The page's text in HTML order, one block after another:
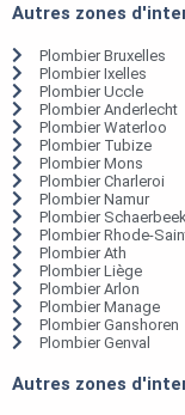
Autres zones
Plombier Bruxelles
Plombier Ixelles
Plombier Uccle
Plombier Anderlecht
Plombier Waterloo
Plombier Tubize
Plombier Mons
Plombier Charleroi
Plombier Namur
Plombier Schaerbeek
Plombier Rhode-
Plombier Ath
Plombier Liège
Plombier Arlon
Plombier Manage
Plombier Ganshoren
Plombier Genval
Autres zones